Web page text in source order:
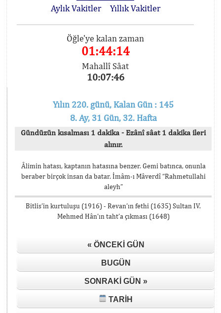
Aylık Vakitler
Yıllık Vakitler
Öğle'ye kalan zaman
01:44:14
Mahallî Sâat
10:07:46
Yılın 220. günü, Kalan Gün : 145
8. Ay, 31 Gün, 32. Hafta
Gündüzün kısalması 1 dakika - Ezânî sâat 1 dakika ileri
alınır.
Âlimin hatası, kaptanın hatasına benzer. Gemi batınca, onunla
beraber birçok insan da batar. İmâm-ı Mâverdî “Rahmetullahi
aleyh”
Bitlis’in kurtuluşu (1916) - Revan’ın fethi (1635) Sultan IV.
Mehmed Hân’ın taht’a çıkması (1648)
« ÖNCEKI GÜN
BUGÜN
SONRAKI GÜN »
TARIH